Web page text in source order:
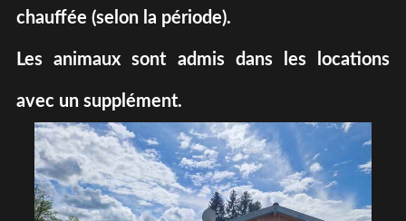
chauffée (selon la période).
Les animaux sont admis dans les locations
avec un supplément.